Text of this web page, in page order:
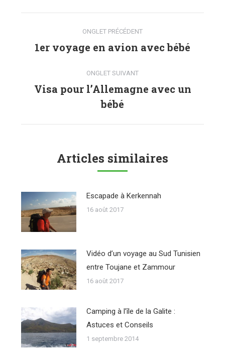
Navigation
de
commentaire
ONGLET PRÉCÉDENT
Onglet
1er voyage en avion avec bébé
ONGLET SUIVANT
Onglet
suivant
Visa pour l’Allemagne avec un
bébé
Articles similaires
Escapade à Kerkennah
16 août 2017
Vidéo d’un voyage au Sud Tunisien
entre Toujane et Zammour
16 août 2017
Camping à l’île de la Galite :
Astuces et Conseils
1 septembre 2014